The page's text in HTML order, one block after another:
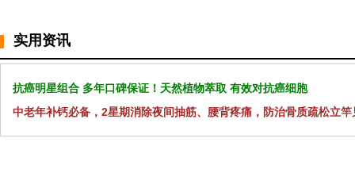
实用资讯
抗癌明星组合 多年口碑保证！天然植物萃取 有效对抗癌细胞
中老年补钙必备，2星期消除夜间抽筋、腰背疼痛，防治骨质疏松立竿